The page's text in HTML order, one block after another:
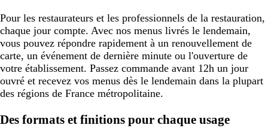
Pour les restaurateurs et les professionnels de la restauration,
chaque jour compte. Avec nos menus livrés le lendemain,
vous pouvez répondre rapidement à un renouvellement de
carte, un événement de dernière minute ou l'ouverture de
votre établissement. Passez commande avant 12h un jour
ouvré et recevez vos menus dès le lendemain dans la plupart
des régions de France métropolitaine.
Des formats et finitions pour chaque usage